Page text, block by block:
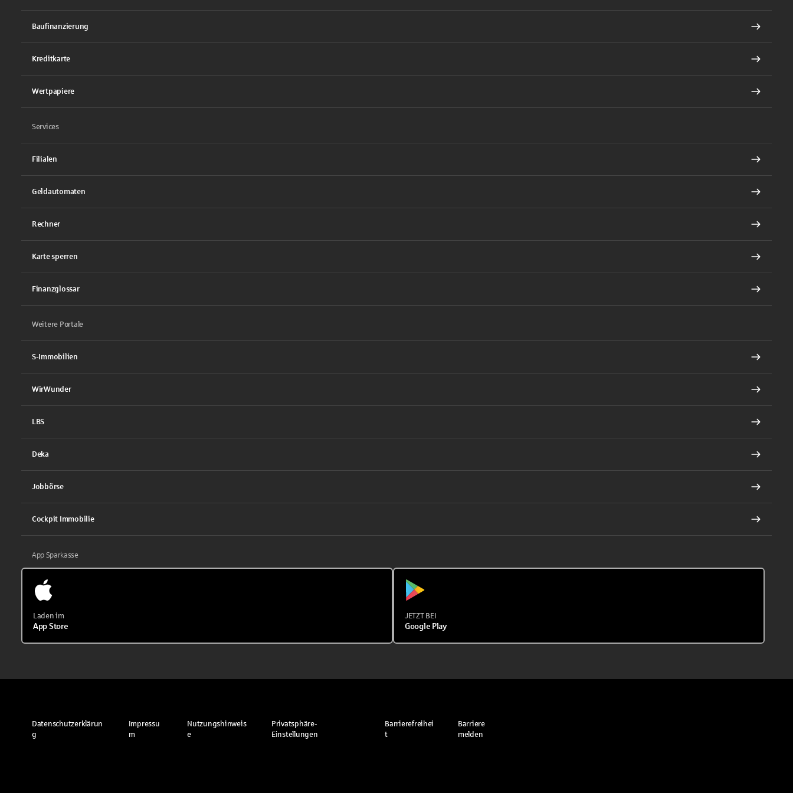
Baufinanzierung
Kreditkarte
Wertpapiere
Services
Filialen
Geldautomaten
Rechner
Karte sperren
Finanzglossar
Weitere Portale
S-Immobilien
WirWunder
LBS
Deka
Jobbörse
Cockpit Immobilie
App Sparkasse
Laden im
App Store
JETZT BEI
Google Play
Datenschutzerklärun
g
Impressu
m
Nutzungshinweis
e
Privatsphäre-
Einstellungen
Barrierefreihei
t
Barriere
melden